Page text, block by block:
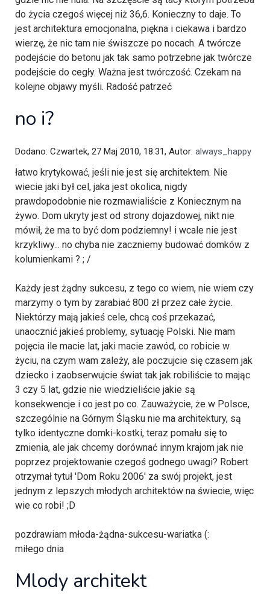
do życia czegoś więcej niż 36,6. Konieczny to daje. To
jest architektura emocjonalna, piękna i ciekawa i bardzo
wierzę, że nic tam nie świszcze po nocach. A twórcze
podejście do betonu jak tak samo potrzebne jak twórcze
podejście do cegły. Ważna jest twórczość. Czekam na
kolejne objawy myśli. Radość patrzeć
no i?
Dodano: Czwartek, 27 Maj 2010, 18:31, Autor: always_happy
łatwo krytykować, jeśli nie jest się architektem. Nie
wiecie jaki był cel, jaka jest okolica, nigdy
prawdopodobnie nie rozmawialiście z Koniecznym na
żywo. Dom ukryty jest od strony dojazdowej, nikt nie
mówił, że ma to być dom podziemny! i wcale nie jest
krzykliwy... no chyba nie zaczniemy budować domków z
kolumienkami ? ; /
Każdy jest żądny sukcesu, z tego co wiem, nie wiem czy
marzymy o tym by zarabiać 800 zł przez całe życie.
Niektórzy mają jakieś cele, chcą coś przekazać,
unaocznić jakieś problemy, sytuację Polski. Nie mam
pojęcia ile macie lat, jaki macie zawód, co robicie w
życiu, na czym wam zależy, ale poczujcie się czasem jak
dziecko i zaobserwujcie świat tak jak robiliście to mając
3 czy 5 lat, gdzie nie wiedzieliście jakie są
konsekwencje i co jest po co. Zauważycie, że w Polsce,
szczególnie na Górnym Śląsku nie ma architektury, są
tylko identyczne domki-kostki, teraz pomału się to
zmienia, ale jak chcemy dorównać innym krajom jak nie
poprzez projektowanie czegoś godnego uwagi? Robert
otrzymał tytuł 'Dom Roku 2006' za swój projekt, jest
jednym z lepszych młodych architektów na świecie, więc
wie co robi! ;D
pozdrawiam młoda-żądna-sukcesu-wariatka (:
miłego dnia
Mlody architekt